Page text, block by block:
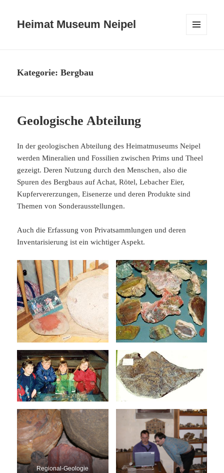
Heimat Museum Neipel
Kategorie:Bergbau
Geologische Abteilung
In der geologischen Abteilung des Heimatmuseums Neipel
werden Mineralien und Fossilien zwischen Prims und Theel
gezeigt. Deren Nutzung durch den Menschen, also die
Spuren des Bergbaus auf Achat, Rötel, Lebacher Eier,
Kupfervererzungen, Eisenerze und deren Produkte sind
Themen von Sonderausstellungen.
Auch die Erfassung von Privatsammlungen und deren
Inventarisierung ist ein wichtiger Aspekt.
Regional-Geologie